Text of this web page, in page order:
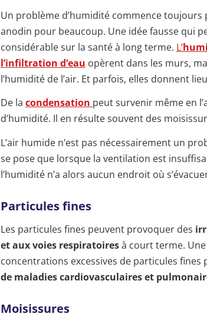
Un problème d’humidité commence
anodin pour beaucoup. Une idée fausse qui
considérable sur la santé à long terme. L’
l’infiltration d’eau opèrent dans les murs,
l’humidité de l’air. Et parfois, elles donnent
De la condensation peut survenir même en
d’humidité. Il en résulte souvent des
L’air humide n’est pas nécessairement un
se pose que lorsque la ventilation est
l’humidité n’a alors aucun endroit où
Particules fines
Les particules fines peuvent provoquer des
et aux voies respiratoiresà court terme.
concentrations excessives de particules fines
de maladies cardiovasculaires et
Moisissures